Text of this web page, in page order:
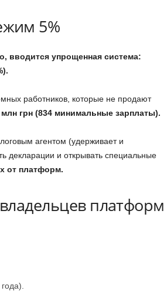
5%
вводится упрощенная система:
работников, которые не продают
грн (834 минимальные зарплаты).
агентом (удерживает и
декларации и открывать специальные
от платформ.
платформ